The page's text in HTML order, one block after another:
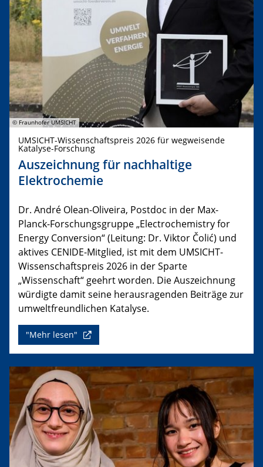
© Fraunhofer UMSICHT
UMSICHT-Wissenschaftspreis 2026 für wegweisende
Katalyse-Forschung
Auszeichnung für nachhaltige
Elektrochemie
Dr. André Olean-Oliveira, Postdoc in der Max-
Planck-Forschungsgruppe „Electrochemistry for
Energy Conversion“ (Leitung: Dr. Viktor Čolić) und
aktives CENIDE-Mitglied, ist mit dem UMSICHT-
Wissenschaftspreis 2026 in der Sparte
„Wissenschaft“ geehrt worden. Die Auszeichnung
würdigte damit seine herausragenden Beiträge zur
umweltfreundlichen Katalyse.
"Mehr lesen"